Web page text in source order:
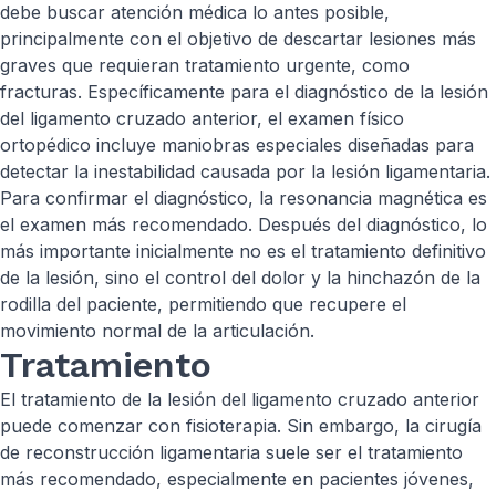
debe buscar atención médica lo antes posible,
principalmente con el objetivo de descartar lesiones más
graves que requieran tratamiento urgente, como
fracturas. Específicamente para el diagnóstico de la lesión
del ligamento cruzado anterior, el examen físico
ortopédico incluye maniobras especiales diseñadas para
detectar la inestabilidad causada por la lesión ligamentaria.
Para confirmar el diagnóstico, la resonancia magnética es
el examen más recomendado. Después del diagnóstico, lo
más importante inicialmente no es el tratamiento definitivo
de la lesión, sino el control del dolor y la hinchazón de la
rodilla del paciente, permitiendo que recupere el
movimiento normal de la articulación.
Tratamiento
El tratamiento de la lesión del ligamento cruzado anterior
puede comenzar con fisioterapia. Sin embargo, la cirugía
de reconstrucción ligamentaria suele ser el tratamiento
más recomendado, especialmente en pacientes jóvenes,